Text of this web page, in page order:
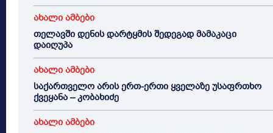
ახალი ამბები
თელავში დენის დარტყმის შედეგად მამაკაცი
დაიღუპა
ახალი ამბები
საქართველო არის ერთ-ერთი ყველაზე უსაფრთხო
ქვეყანა – კობახიძე
ახალი ამბები